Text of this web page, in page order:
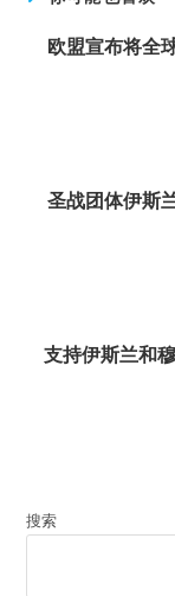
欧盟宣布将全
圣战团体伊斯
支持伊斯兰和
搜索